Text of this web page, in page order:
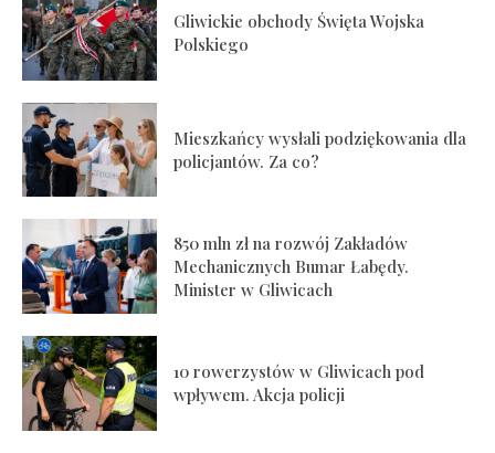
Gliwickie obchody Święta Wojska
Polskiego
Mieszkańcy wysłali podziękowania dla
policjantów. Za co?
850 mln zł na rozwój Zakładów
Mechanicznych Bumar Łabędy.
Minister w Gliwicach
10 rowerzystów w Gliwicach pod
wpływem. Akcja policji